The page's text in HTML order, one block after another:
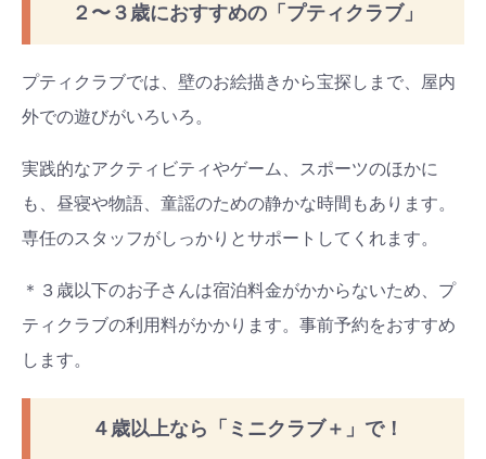
２〜３歳におすすめの「プティクラブ」
プティクラブでは、壁のお絵描きから宝探しまで、屋内
外での遊びがいろいろ。
実践的なアクティビティやゲーム、スポーツのほかに
も、昼寝や物語、童謡のための静かな時間もあります。
専任のスタッフがしっかりとサポートしてくれます。
＊３歳以下のお子さんは宿泊料金がかからないため、プ
ティクラブの利用料がかかります。事前予約をおすすめ
します。
４歳以上なら「ミニクラブ＋」で！